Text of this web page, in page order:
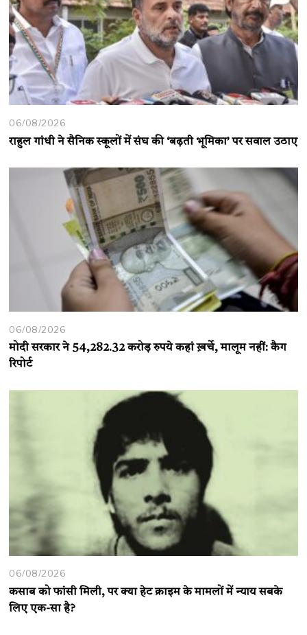
06/08/2026
राहुल गांधी ने सैनिक स्कूलों में संघ की ‘बढ़ती भूमिका’ पर सवाल उठाए
06/08/2026
मोदी सरकार ने 54,282.32 करोड़ रुपये कहां ख़र्चे, मालूम नहीं: कैग
रिपोर्ट
06/08/2026
कसाब को फांसी मिली, पर क्या हेट क्राइम के मामलों में न्याय सबके
लिए एक-सा है?